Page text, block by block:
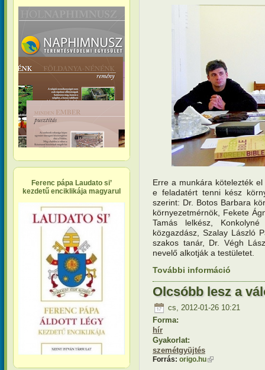
Ferenc pápa Laudato si’
kezdetű enciklikája magyarul
Erre a munkára kötelezték
e feladatért tenni kész
szerint: Dr. Botos Barbara
környezetmérnök, Fekete
Tamás lelkész,
közgazdász, Szalay László
szakos tanár, Dr. Végh
nevelő alkotják a testületet.
További információ
Olcsóbb lesz a
cs, 2012-01-26 10:21
Forma:
hír
Gyakorlat:
szemétgyüjtés
Forrás: origo.hu(külső